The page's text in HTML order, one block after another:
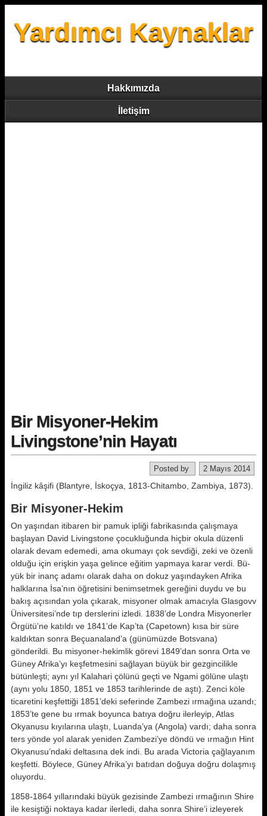
Yardımcı Kaynaklar
Hakkımızda
İletişim
Bir Misyoner-Hekim
Livingstone’nin Hayatı
2 Mayıs 2014
Posted by
İngiliz kâşifi (Blantyre, İskoçya, 1813-Chitambo, Zambiya, 1873).
Bir Misyoner-Hekim
On yaşından itibaren bir pamuk ipli­ği fabrikasında çalışmaya
başlayan David Livingstone çocukluğunda hiç­bir okula düzenli
olarak devam ede­medi, ama okumayı çok sevdiği, zeki ve özenli
olduğu için erişkin yaşa ge­lince eğitim yapmaya karar verdi. Bü­
yük bir inanç adamı olarak daha on dokuz yaşındayken Afrika
halklarına İsa’nın öğretisini benimsetmek gere­ğini duydu ve bu
bakış açısından yo­la çıkarak, misyoner olmak amacıyla Glasgovv
Üniversitesi’nde tıp dersle­rini izledi. 1838’de Londra Misyoner­ler
Örgütü’ne katıldı ve 1841’de Kap’ta (Capetown) kısa bir süre
kaldıktan sonra Beçuanaland’a (günümüzde Botsvana)
gönderildi. Bu misyoner-hekimlik görevi 1849’dan sonra Orta ve
Güney Afrika’yı keşfetmesini sağ­layan büyük bir gezgincilikle
bütün­leşti; aynı yıl Kalahari çölünü geçti ve Ngami gölüne ulaştı
(aynı yolu 1850, 1851 ve 1853 tarihlerinde de aştı). Zenci köle
ticaretini keşfettiği 1851’deki seferinde Zambezi ırmağı­na uzandı;
1853’te gene bu ırmak bo­yunca batıya doğru ilerleyip, Atlas
Okyanusu kıyılarına ulaştı, Luanda’ya (Angola) vardı; daha sonra
ters yönde yol alarak yeniden Zambezi’ye döndü ve ırmağın Hint
Okyanusu’ndaki deltasına dek indi. Bu arada Victo­ria çağlayanım
keşfetti. Böylece, Gü­ney Afrika’yı batıdan doğuya doğru dolaşmış
oluyordu.
1858-1864 yıllarındaki büyük gezisin­de Zambezi ırmağının Shire
ile kesiş­tiği noktaya kadar ilerledi, daha son­ra Shire’i izleyerek